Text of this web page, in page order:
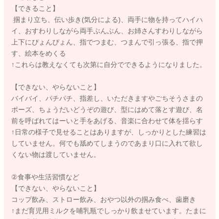
【できること】
掴まり立ち、伝い歩き(気分による)、両手に物を持ってハイハ
イ、おすわりしながら両手ぶんぶん、お姉さんすわりしながら
上下にぴょんぴょん、指でつまむ、つまんで引っ張る、指で押
す、絵本をめくる
↑これらは教えなくても次第に自分でできるようになりました。
【できない、やらないこと】
バイバイ、パチパチ、指差し、いただきますやごちそうさまの
ポーズ、ちょうだいどうぞの遊び、型にはめて落とす遊び、名
前を呼ばれてはーいと手をあげる、音楽に合わせて体を揺らす
↑日常の様子で見せることはありますが、しっかりとした練習は
していません。何でも舐めてしまうのであまり口に入れて欲し
くない物は渡していません。
②食事や生活習慣など
【できない、やらないこと】
コップ飲み、ストロー飲み、おやつ以外の掴み食べ、歯磨き
↑まだ育児用ミルクを哺乳瓶でしっかり飲ませています。たまに